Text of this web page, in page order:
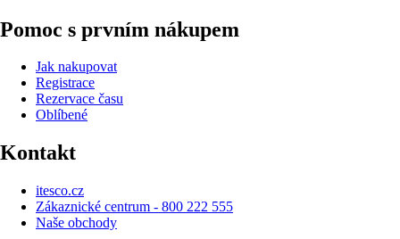
Pomoc s prvním nákupem
Jak nakupovat
Registrace
Rezervace času
Oblíbené
Kontakt
itesco.cz
Zákaznické centrum - 800 222 555
Naše obchody